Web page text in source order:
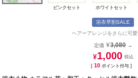
ピンクセット ホワイトセット
浴衣早割SALE
ヘアーアレンジをさらに可愛
定価 ¥3,080 →
¥1,000
[ 10 ポイント付与 ]